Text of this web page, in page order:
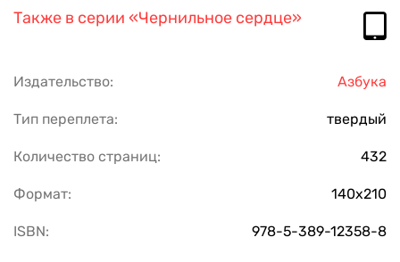
Также в серии «Чернильное сердце»
Издательство: Азбука
Тип переплета: твердый
Количество страниц: 432
Формат: 140х210
ISBN: 978-5-389-12358-8